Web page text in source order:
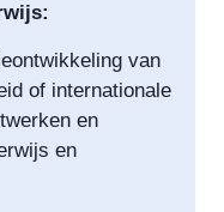
van
of internationale
en
en